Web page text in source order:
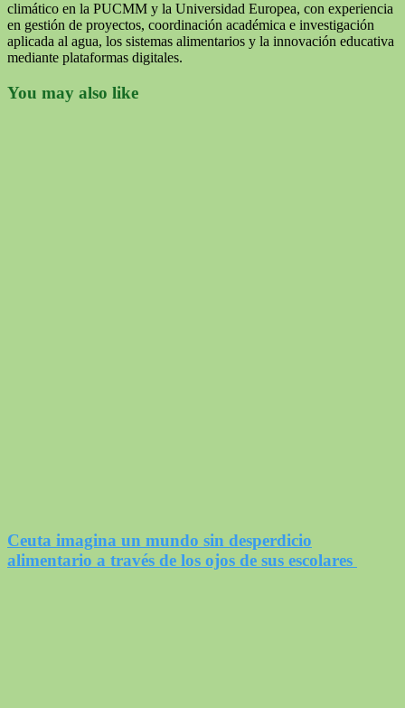
climático en la PUCMM y la Universidad Europea, con experiencia
en gestión de proyectos, coordinación académica e investigación
aplicada al agua, los sistemas alimentarios y la innovación educativa
mediante plataformas digitales.
You may also like
Ceuta imagina un mundo sin desperdicio
alimentario a través de los ojos de sus escolares